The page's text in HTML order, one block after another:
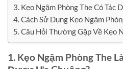
3. Kẹo Ngậm Phòng The Có Tác
4. Cách Sử Dụng Kẹo Ngậm
5. Câu Hỏi Thường Gặp Về Kẹo
1. Kẹo Ngậm Phòng The